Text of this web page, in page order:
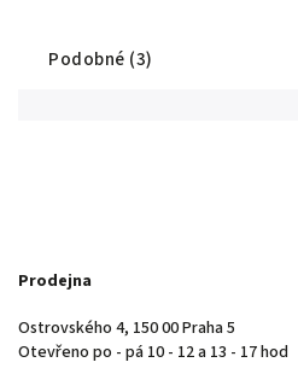
Podobné (3)
Prodejna
Ostrovského 4, 150 00 Praha 5
Otevřeno po - pá 10 - 12 a 13 - 17 hod